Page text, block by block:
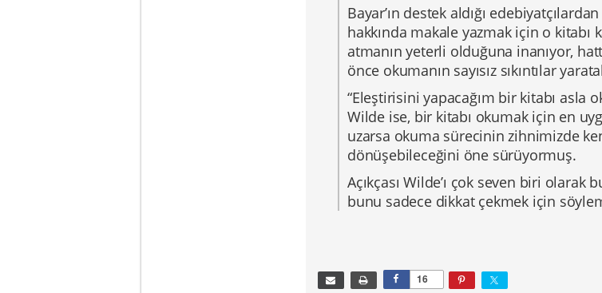
Bayar’ın destek aldığı
hakkında makale yazmak için o kitabı
atmanın yeterli olduğuna inanıyor,
önce okumanın sayısız sıkıntılar
“Eleştirisini yapacağım bir kitabı asla
Wilde ise, bir kitabı okumak için en
uzarsa okuma sürecinin zihnimizde
dönüşebileceğini öne sürüyormuş.
Açıkçası Wilde’ı çok seven biri olarak
bunu sadece dikkat çekmek için
16